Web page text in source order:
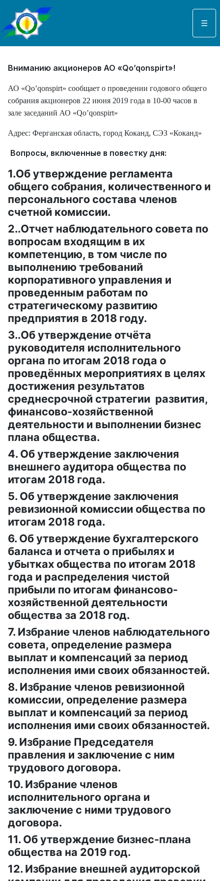
☰
Вниманию акционеров АО «Qo’qonspirt»!
АО «Qo’qonspirt» сообщает о проведении годового общего
собрания акционеров 22 июня 2019 года в 10-00 часов в
зале заседаний АО «Qo’qonspirt»
Адрес: Ферганская область, город Коканд, СЭЗ «Коканд»
Вопросы, включенные в повестку дня:
1.Об утверждение регламента
общего собрания, количественного и
персонального состава членов
счетной комиссии.
2..Отчет наблюдательного совета по
вопросам входящим в их
компетенцию, в том числе по
выполнению требований
корпоративного управления и
проведенным работам по
стратегическому развитию
предприятия в 2018 году.
3..Об утверждение отчёта
руководителя исполнительного
органа по итогам 2018 года о
проведённых мероприятиях в целях
достижения результатов
среднесрочной стратегии развития,
финансово-хозяйственной
деятельности и выполнении бизнес
плана общества.
4. Об утверждение заключения
внешнего аудитора общества по
итогам 2018 года.
5. Об утверждение заключения
ревизионной комиссии общества по
итогам 2018 года.
6. Об утверждение бухгалтерского
баланса и отчета о прибылях и
убытках общества по итогам 2018
года и распределения чистой
прибыли по итогам финансово-
хозяйственной деятельности
общества за 2018 год.
7. Избрание членов наблюдательного
совета, определение размера
выплат и компенсаций за период
исполнения ими своих обязанностей.
8. Избрание членов ревизионной
комиссии, определение размера
выплат и компенсаций за период
исполнения ими своих обязанностей.
9. Избрание Председателя
правления и заключение с ним
трудового договора.
10. Избрание членов
исполнительного органа и
заключение с ними трудового
договора.
11. Об утверждение бизнес-плана
общества на 2019 год.
12. Избрание внешней аудиторской